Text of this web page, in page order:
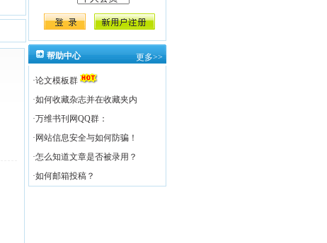
帮助中心 更多>>
·论文模板群
·如何收藏杂志并在收藏夹内
·万维书刊网QQ群：
· 网站信息安全与如何防骗！
·怎么知道文章是否被录用？
·如何邮箱投稿？